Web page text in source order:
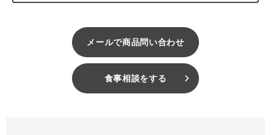
メールで商品問い合わせ
食事相談をする